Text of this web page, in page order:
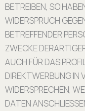
BETREIBEN, SO
WIDERSPRUCH
BETREFFENDER
ZWECKE
AUCH FÜR DAS
DIREKTWERBUNG IN
WIDERSPRECHEN,
DATEN